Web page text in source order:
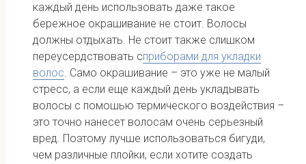
каждый день использовать даже такое
бережное окрашивание не стоит. Волосы
должны отдыхать. Не стоит также слишком
переусердствовать сприборами для укладки
волос. Само окрашивание – это уже не малый
стресс, а если еще каждый день укладывать
волосы с помошью термического воздействия –
это точно нанесет волосам очень серьезный
вред. Поэтому лучше использоваться бигуди,
чем различные плойки, если хотите создать